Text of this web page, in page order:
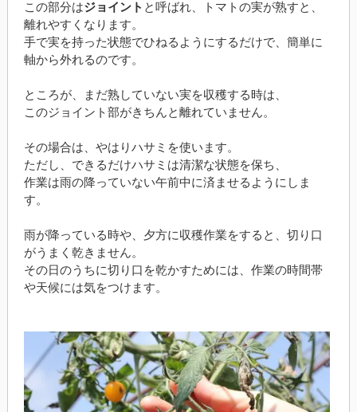
この部分はジョイント と呼ばれ、トマトの実が熟すと、
離れやすくなります。
手で実を持った状態でひねるようにするだけで、簡単に
軸から外れるのです。
ところが、まだ熟していない実を収穫する時は、
このジョイント部がきちんと離れていません。
その場合は、やはりハサミを使います。
ただし、できるだけハサミは清潔な状態を保ち、
作業は雨の降っていない午前中に済ませるようにしま
す。
雨が降っている時や、夕方に収穫作業をすると、切り口
がうまく乾きません。
その日のうちに切り口を乾かすためには、作業の時間帯
や天候には気をつけます。